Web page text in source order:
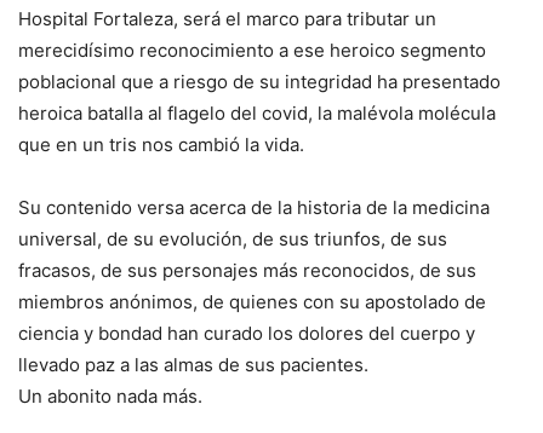
Hospital Fortaleza, será el marco para tributar un
merecidísimo reconocimiento a ese heroico segmento
poblacional que a riesgo de su integridad ha presentado
heroica batalla al flagelo del covid, la malévola molécula
que en un tris nos cambió la vida.
Su contenido versa acerca de la historia de la medicina
universal, de su evolución, de sus triunfos, de sus
fracasos, de sus personajes más reconocidos, de sus
miembros anónimos, de quienes con su apostolado de
ciencia y bondad han curado los dolores del cuerpo y
llevado paz a las almas de sus pacientes.
Un abonito nada más.